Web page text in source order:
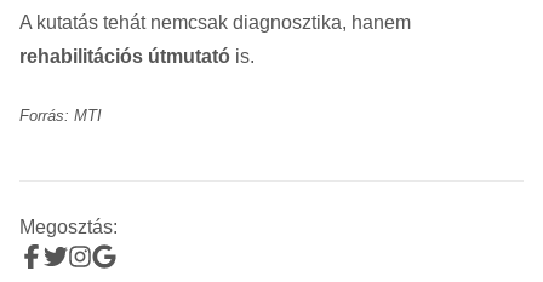
A kutatás tehát nemcsak diagnosztika, hanem
rehabilitációs útmutató is.
Forrás: MTI
Megosztás: